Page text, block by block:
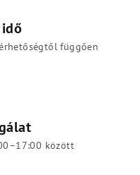
függően
között